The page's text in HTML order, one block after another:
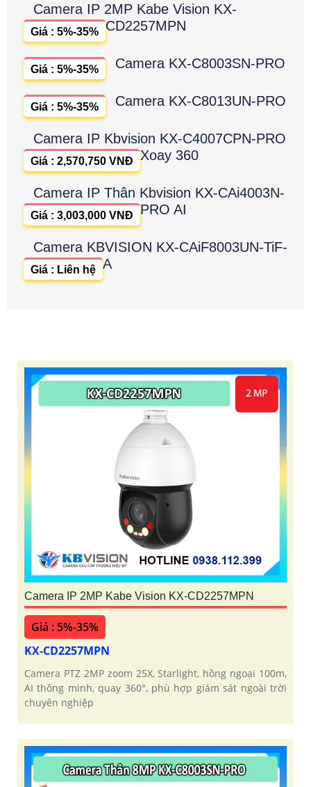
Camera IP 2MP Kabe Vision KX-
CD2257MPN
Giá : 5%-35%
Camera KX-C8003SN-PRO
Giá : 5%-35%
Camera KX-C8013UN-PRO
Giá : 5%-35%
Camera IP Kbvision KX-C4007CPN-PRO
Xoay 360
Giá : 2,570,750 VNĐ
Camera IP Thân Kbvision KX-CAi4003N-
PRO AI
Giá : 3,003,000 VNĐ
Camera KBVISION KX-CAiF8003UN-TiF-
A
Giá : Liên hệ
Camera IP 2MP Kabe Vision KX-CD2257MPN
Giá : 5%-35%
KX-CD2257MPN
Camera PTZ 2MP zoom 25X, Starlight, hồng ngoại 100m,
AI thông minh, quay 360°, phù hợp giám sát ngoài trời
chuyên nghiệp